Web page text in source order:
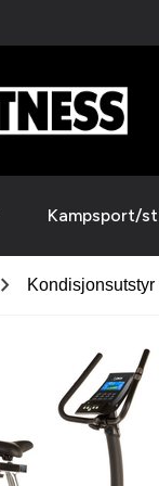
Kampsport/
chevron_right Kondisjonsutstyr